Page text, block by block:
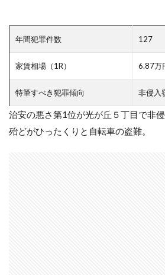
年間犯罪件数 127
家賃相場（1R） 6.87万
特筆すべき犯罪傾向 非侵入
治安の悪さ第1位が光が丘５丁目で非
殆どがひったくりと自転車の盗難。